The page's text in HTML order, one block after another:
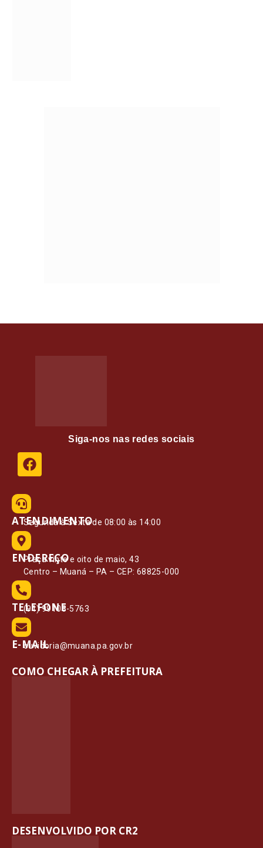
Siga-nos nas redes sociais
ATENDIMENTO
Segunda à Sexta de 08:00 às 14:00
ENDEREÇO
Praça vinte e oito de maio, 43
Centro – Muaná – PA – CEP: 68825-000
TELEFONE
(91) 99108-5763
E-MAIL
ouvidoria@muana.pa.gov.br
COMO CHEGAR À PREFEITURA
DESENVOLVIDO POR CR2